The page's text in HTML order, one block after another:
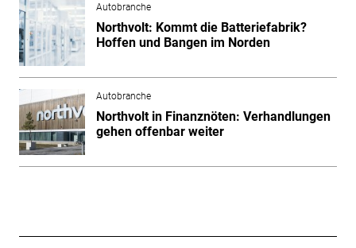
Autobranche
Northvolt: Kommt die Batteriefabrik?
Hoffen und Bangen im Norden
Autobranche
Northvolt in Finanznöten: Verhandlungen
gehen offenbar weiter